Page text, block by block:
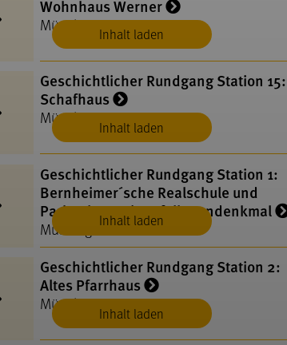
Inhalt laden
Wohnhaus Werner
Münsingen
Inhalt laden
Geschichtlicher Rundgang Station 15:
Schafhaus
Münsingen
Inhalt laden
Geschichtlicher Rundgang Station 1:
Bernheimer´sche Realschule und
Parkanlage mit Gefallenendenkmal
Münsingen
Inhalt laden
Geschichtlicher Rundgang Station 2:
Altes Pfarrhaus
Münsingen